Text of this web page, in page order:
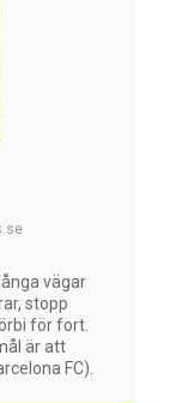
vägar
stopp
för fort.
är att
FC).